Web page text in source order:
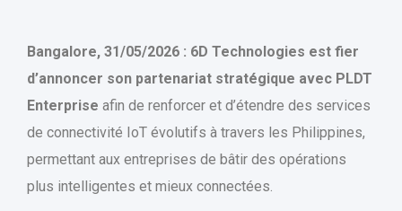
Bangalore, 31/05/2026 : 6D Technologies est fier
d’annoncer son partenariat stratégique avec PLDT
Enterprise afin de renforcer et d’étendre des services
de connectivité IoT évolutifs à travers les Philippines,
permettant aux entreprises de bâtir des opérations
plus intelligentes et mieux connectées.